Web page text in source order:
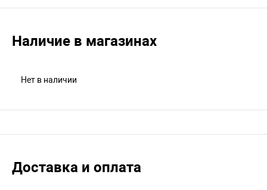
Наличие в магазинах
Нет в наличии
Доставка и оплата